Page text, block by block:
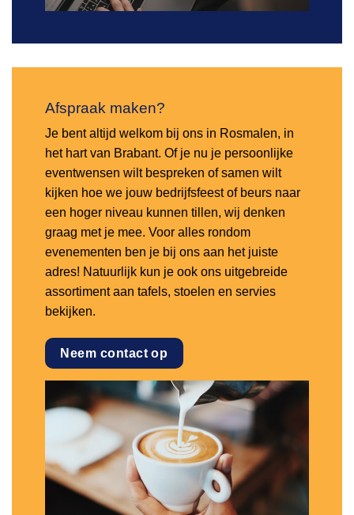
Afspraak maken?
Je bent altijd welkom bij ons in Rosmalen, in
het hart van Brabant. Of je nu je persoonlijke
eventwensen wilt bespreken of samen wilt
kijken hoe we jouw bedrijfsfeest of beurs naar
een hoger niveau kunnen tillen, wij denken
graag met je mee. Voor alles rondom
evenementen ben je bij ons aan het juiste
adres! Natuurlijk kun je ook ons uitgebreide
assortiment aan tafels, stoelen en servies
bekijken.
Neem contact op